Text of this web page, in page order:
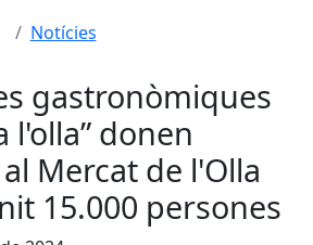
Notícies
gastronòmiques
l'olla” donen
Mercat de l'Olla
15.000 persones